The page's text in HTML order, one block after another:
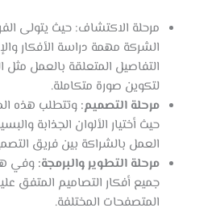
مرحلة الاكتشاف: حيث يتولى
الشركة مهمة دراسة الأفكار
التفاصيل المتعلقة بالعمل مثل
لتكوين صورة متكاملة.
مرحلة التصميم:وتتطلب هذه
حيث أختيار الألوان الجذابة
العمل بالشراكة بين فريق
مرحلة التطوير والبرمجة:وفي
جميع أفكار التصاميم المتفق
المتصفحات المختلفة.